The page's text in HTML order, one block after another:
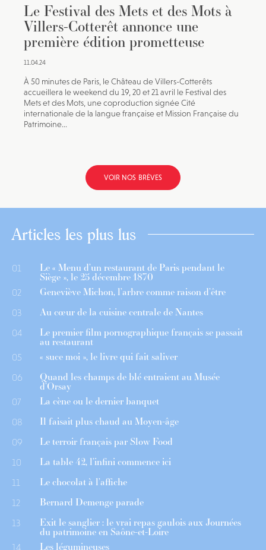
Le Festival des Mets et des Mots à
Villers-Cotterêt annonce une
première édition prometteuse
11.04.24
À 50 minutes de Paris, le Château de Villers-Cotterêts
accueillera le weekend du 19, 20 et 21 avril le Festival des
Mets et des Mots, une coproduction signée Cité
internationale de la langue française et Mission Française du
Patrimoine...
VOIR NOS BRÈVES
Articles les plus lus
01 Le « Menu d’un restaurant de Paris pendant le
Siège », le 25 décembre 1870
02 Geneviève Michon, l’arbre comme raison d’être
03 Au cœur de la cuisine centrale de Nantes
04 Le premier film pornographique français se passait
au restaurant
05 « suce moi », le livre qui fait saliver
06 Quand les champs de blé entraient au Musée
d’Orsay
07 La cène ou le dernier banquet
08 Il faisait plus chaud au Moyen-âge
09 Le terroir français par Slow Food
10 La table 42, l’infini commence ici
11 Le chocolat à l’affiche
12 Bernard Demenge parade
13 Exit le sanglier : le vrai repas gaulois aux Journées
du patrimoine en Saône-et-Loire
14 Les légumineuses